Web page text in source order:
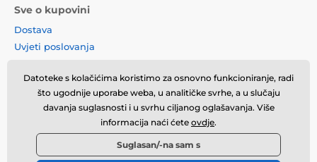
Sve o kupovini
Dostava
Uvjeti poslovanja
Povrat robe
Zamjena robe
Načela o korištenju kolačića
Kontaktne informacije
Informacije o obradi osobnih
Datoteke s kolačićima koristimo za osnovno funkcioniranje, radi
što ugodnije uporabe weba, u analitičke svrhe, a u slučaju
davanja suglasnosti i u svrhu ciljanog oglašavanja. Više
informacija naći ćete ovdje.
Suglasan/-na sam s